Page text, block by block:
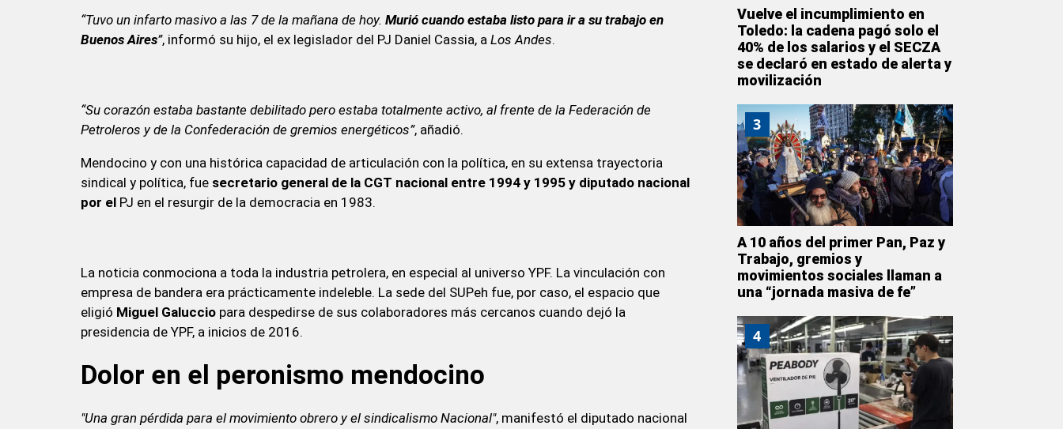
“Tuvo un infarto masivo a las 7 de la mañana de hoy. Murió cuando estaba listo para ir a su trabajo en
Buenos Aires”, informó su hijo, el ex legislador del PJ Daniel Cassia, a Los Andes.
“Su corazón estaba bastante debilitado pero estaba totalmente activo, al frente de la Federación de
Petroleros y de la Confederación de gremios energéticos”, añadió.
Mendocino y con una histórica capacidad de articulación con la política, en su extensa trayectoria
sindical y política, fue secretario general de la CGT nacional entre 1994 y 1995 y diputado nacional
por el PJ en el resurgir de la democracia en 1983.
La noticia conmociona a toda la industria petrolera, en especial al universo YPF. La vinculación con
empresa de bandera era prácticamente indeleble. La sede del SUPeh fue, por caso, el espacio que
eligió Miguel Galuccio para despedirse de sus colaboradores más cercanos cuando dejó la
presidencia de YPF, a inicios de 2016.
Dolor en el peronismo mendocino
"Una gran pérdida para el movimiento obrero y el sindicalismo Nacional", manifestó el diputado nacional
Vuelve el incumplimiento en
Toledo: la cadena pagó solo el
40% de los salarios y el SECZA
se declaró en estado de alerta y
movilización
3
A 10 años del primer Pan, Paz y
Trabajo, gremios y
movimientos sociales llaman a
una “jornada masiva de fe”
4